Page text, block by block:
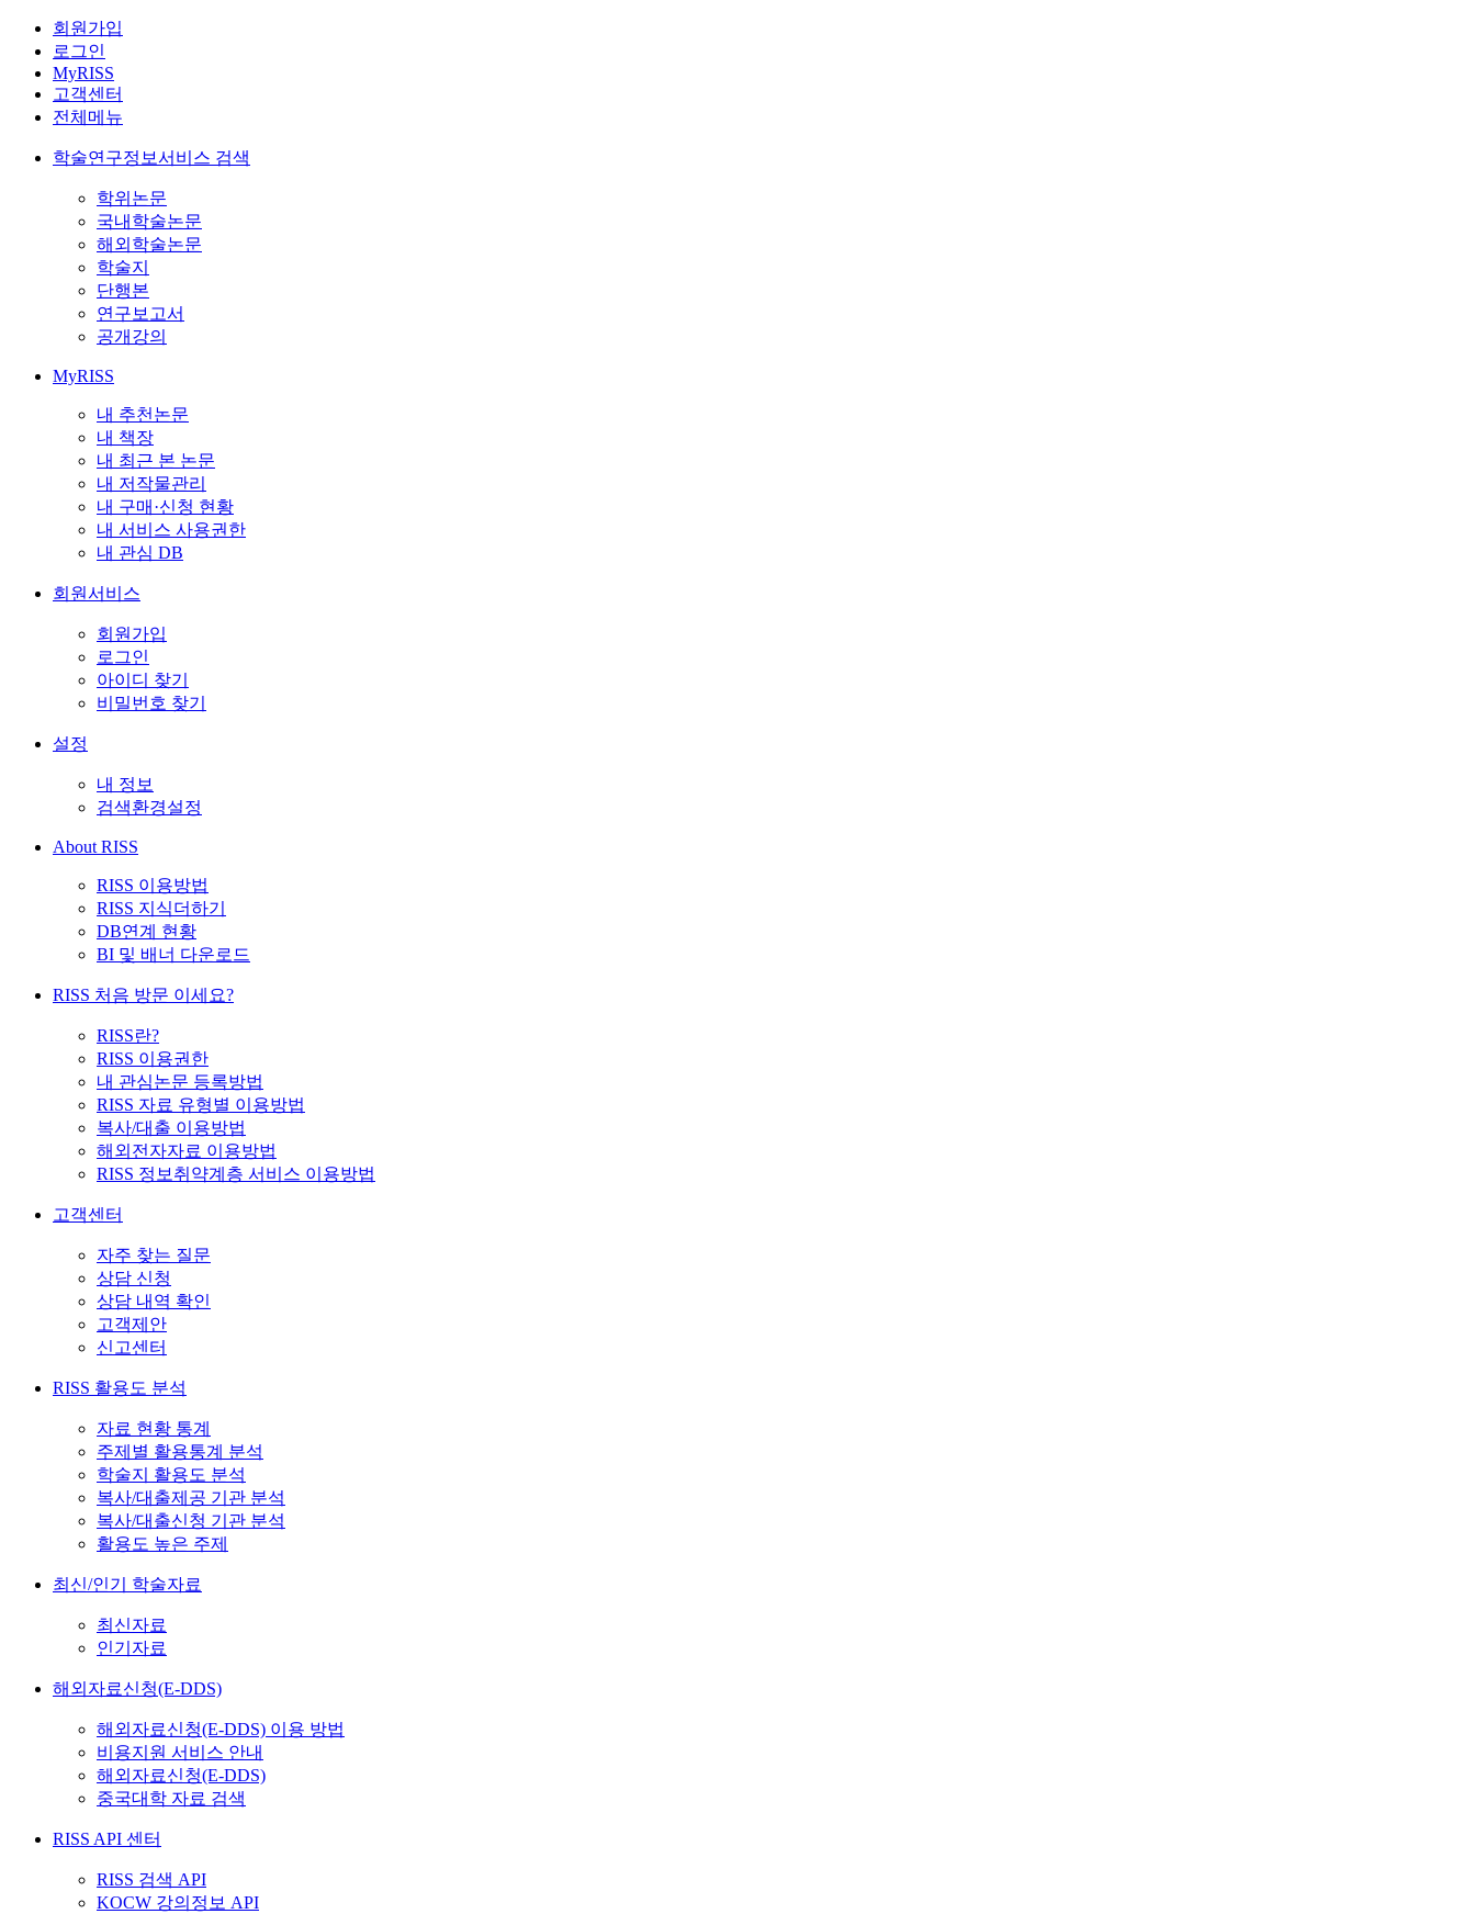
회원가입
로그인
MyRISS
고객센터
전체메뉴
학술연구정보서비스 검색
학위논문
국내학술논문
해외학술논문
학술지
단행본
연구보고서
공개강의
MyRISS
내 추천논문
내 책장
내 최근 본 논문
내 저작물관리
내 구매·신청 현황
내 서비스 사용권한
내 관심 DB
회원서비스
회원가입
로그인
아이디 찾기
비밀번호 찾기
설정
내 정보
검색환경설정
About RISS
RISS 이용방법
RISS 지식더하기
DB연계 현황
BI 및 배너 다운로드
RISS 처음 방문 이세요?
RISS란?
RISS 이용권한
내 관심논문 등록방법
RISS 자료 유형별 이용방법
복사/대출 이용방법
해외전자자료 이용방법
RISS 정보취약계층 서비스 이용방법
고객센터
자주 찾는 질문
상담 신청
상담 내역 확인
고객제안
신고센터
RISS 활용도 분석
자료 현황 통계
주제별 활용통계 분석
학술지 활용도 분석
복사/대출제공 기관 분석
복사/대출신청 기관 분석
활용도 높은 주제
최신/인기 학술자료
최신자료
인기자료
해외자료신청(E-DDS)
해외자료신청(E-DDS) 이용 방법
비용지원 서비스 안내
해외자료신청(E-DDS)
중국대학 자료 검색
RISS API 센터
RISS 검색 API
KOCW 강의정보 API